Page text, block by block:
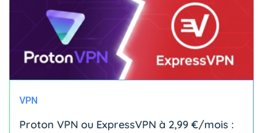
VPN
Proton VPN ou ExpressVPN à 2,99 €/mois :